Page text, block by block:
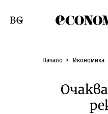
Смяна на език
Начало Икономика